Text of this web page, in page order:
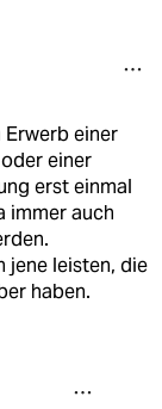
Erwerb einer
einer
erst einmal
immer auch
jene leisten, die
haben.